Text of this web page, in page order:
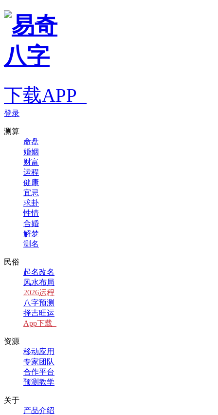
下载APP
登录
测算
命盘
婚姻
财富
运程
健康
宜忌
求卦
性情
合婚
解梦
测名
民俗
起名改名
风水布局
2026运程
八字预测
择吉旺运
App下载
资源
移动应用
专家团队
合作平台
预测教学
关于
产品介绍